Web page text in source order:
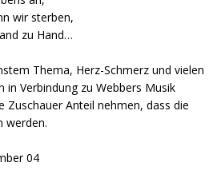
wir sterben,
zu Hand…
Thema, Herz-Schmerz und vielen
Verbindung zu Webbers Musik
Zuschauer Anteil nehmen, dass die
werden.
04